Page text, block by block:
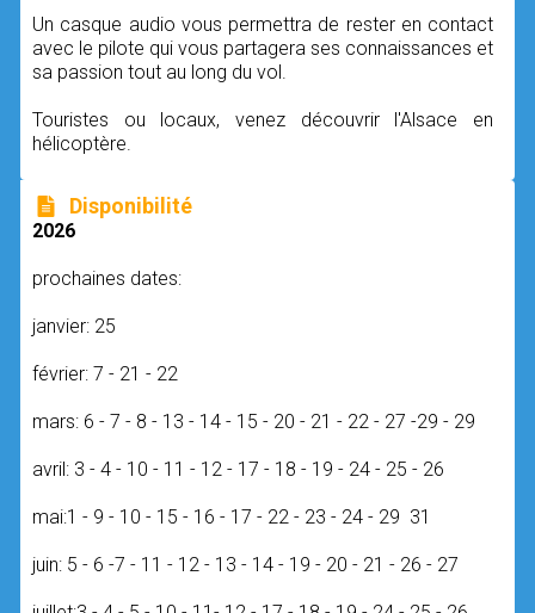
Un casque audio vous permettra de rester en contact
avec le pilote qui vous partagera ses connaissances et
sa passion tout au long du vol.
Touristes ou locaux, venez découvrir l'Alsace en
hélicoptère.
Disponibilité
2026
prochaines dates:
janvier: 25
février: 7 - 21 - 22
mars: 6 - 7 - 8 - 13 - 14 - 15 - 20 - 21 - 22 - 27 -29 - 29
avril: 3 - 4 - 10 - 11 - 12 - 17 - 18 - 19 - 24 - 25 - 26
mai:1 - 9 - 10 - 15 - 16 - 17 - 22 - 23 - 24 - 29 31
juin: 5 - 6 -7 - 11 - 12 - 13 - 14 - 19 - 20 - 21 - 26 - 27